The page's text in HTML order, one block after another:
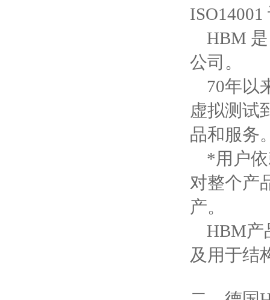
HBM 是
公司。
70年以
虚拟测试
品和服务
*用户依
对整个产
产。
HBM产
及用于结